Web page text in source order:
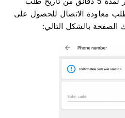
معاودة الاتصال للحصول على
الصفحة بالشكل التالي: